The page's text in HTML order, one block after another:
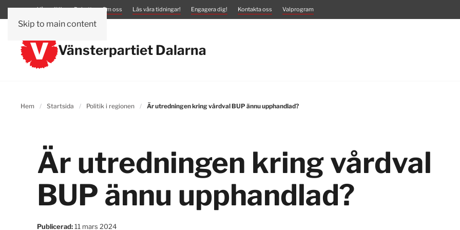
Skip to main content
Vår politik Debatt Om oss Läs våra tidningar! Engagera dig! Kontakta oss Valprogram
Vänsterpartiet Dalarna
Hem Startsida Politik i regionen Är utredningen kring vårdval BUP ännu upphandlad?
Är utredningen kring vårdval
BUP ännu upphandlad?
Publicerad:11 mars 2024